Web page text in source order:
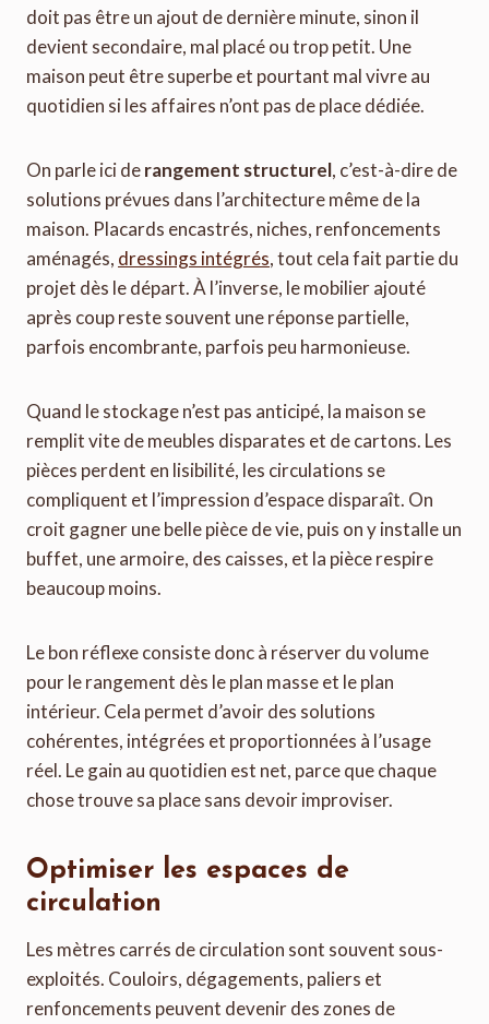
doit pas être un ajout de dernière minute, sinon il
devient secondaire, mal placé ou trop petit. Une
maison peut être superbe et pourtant mal vivre au
quotidien si les affaires n’ont pas de place dédiée.
On parle ici derangement structurel, c’est-à-dire de
solutions prévues dans l’architecture même de la
maison. Placards encastrés, niches, renfoncements
aménagés, dressings intégrés, tout cela fait partie du
projet dès le départ. À l’inverse, le mobilier ajouté
après coup reste souvent une réponse partielle,
parfois encombrante, parfois peu harmonieuse.
Quand le stockage n’est pas anticipé, la maison se
remplit vite de meubles disparates et de cartons. Les
pièces perdent en lisibilité, les circulations se
compliquent et l’impression d’espace disparaît. On
croit gagner une belle pièce de vie, puis on y installe un
buffet, une armoire, des caisses, et la pièce respire
beaucoup moins.
Le bon réflexe consiste donc à réserver du volume
pour le rangement dès le plan masse et le plan
intérieur. Cela permet d’avoir des solutions
cohérentes, intégrées et proportionnées à l’usage
réel. Le gain au quotidien est net, parce que chaque
chose trouve sa place sans devoir improviser.
Optimiser les espaces de
circulation
Les mètres carrés de circulation sont souvent sous-
exploités. Couloirs, dégagements, paliers et
renfoncements peuvent devenir des zones de